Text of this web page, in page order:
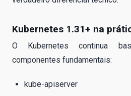
Kubernetes 1.31+ na
O Kubernetes continua
componentes fundamentais:
kube-apiserver